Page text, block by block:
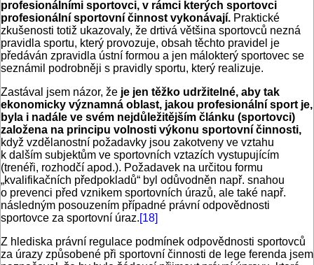
profesionálními sportovci, v rámci kterých sportovci
profesionální sportovní činnost vykonávají. Praktické
zkušenosti totiž ukazovaly, že drtivá většina sportovců nezná
pravidla sportu, který provozuje, obsah těchto pravidel je
předáván zpravidla ústní formou a jen málokterý sportovec se
seznámil podrobněji s pravidly sportu, který realizuje.
Zastával jsem názor, že je jen těžko udržitelné, aby tak
ekonomicky významná oblast, jakou profesionální sport je,
byla i nadále ve svém nejdůležitějším článku (sportovci)
založena na principu volnosti výkonu sportovní činnosti,
když vzdělanostní požadavky jsou zakotveny ve vztahu
k dalším subjektům ve sportovních vztazích vystupujícím
(trenéři, rozhodčí apod.). Požadavek na určitou formu
„kvalifikačních předpokladů“ byl odůvodněn např. snahou
o prevenci před vznikem sportovních úrazů, ale také např.
následným posouzením případné právní odpovědnosti
sportovce za sportovní úraz.[18]
Z hlediska právní regulace podmínek odpovědnosti sportovců
za úrazy způsobené při sportovní činnosti de lege ferenda jsem